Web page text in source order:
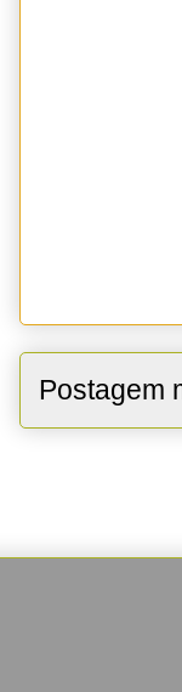
Postagem